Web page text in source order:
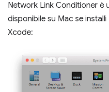
Network Link Conditioner è
disponibile su Mac se installi
Xcode: